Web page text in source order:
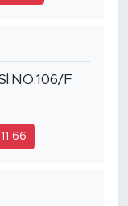
F
66